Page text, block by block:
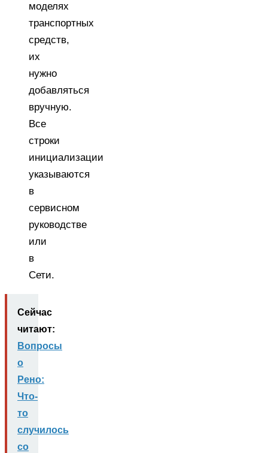
моделях
транспортных
средств,
их
нужно
добавляться
вручную.
Все
строки
инициализации
указываются
в
сервисном
руководстве
или
в
Сети.
Сейчас
читают:
Вопросы
о
Рено:
Что-
то
случилось
со